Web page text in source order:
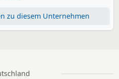
zu diesem Unternehmen